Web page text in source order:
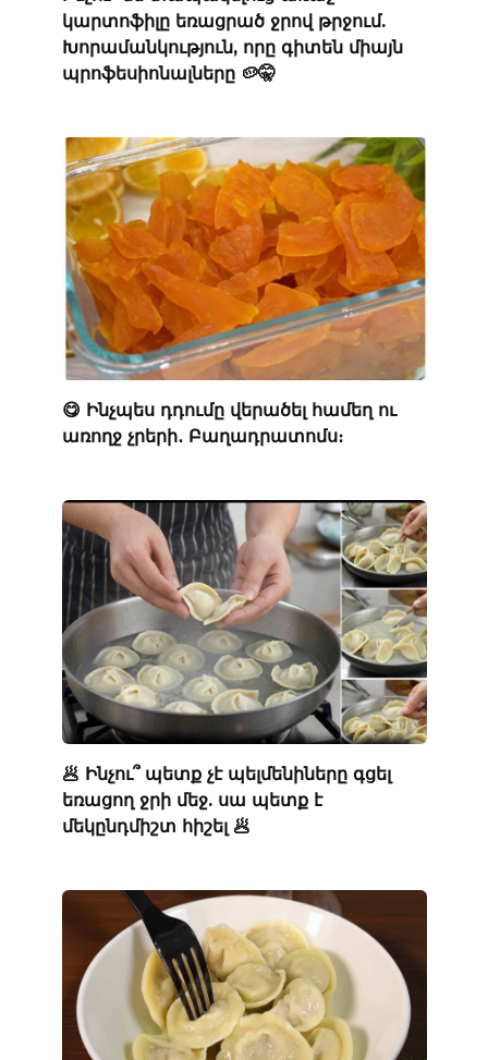
կարտոֆիլը եռացրած ջրով թրջում.
Խորամանկություն, որը գիտեն միայն
պրոֆեսիոնալները 🥔🤫
😋 Ինչպես դդումը վերածել համեղ ու
առողջ չրերի․ Բաղադրատոմս։
🥟 Ինչու՞ պետք չէ պելմենիները գցել
եռացող ջրի մեջ. սա պետք է
մեկընդմիշտ հիշել 🥟